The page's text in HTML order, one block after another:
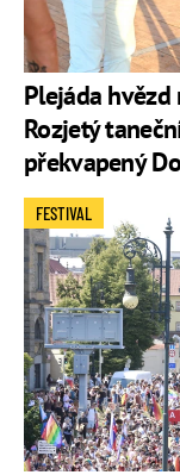
Plejáda
Rozjetý
překvapený
FESTIVAL